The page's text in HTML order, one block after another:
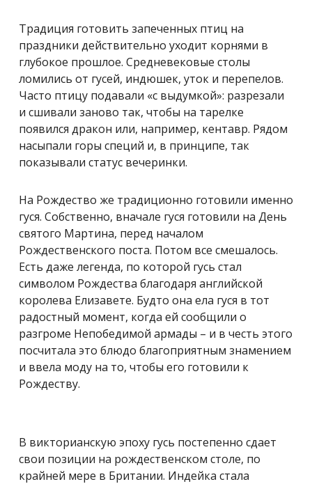
Традиция готовить запеченных птиц на
праздники действительно уходит корнями в
глубокое прошлое. Средневековые столы
ломились от гусей, индюшек, уток и перепелов.
Часто птицу подавали «с выдумкой»: разрезали
и сшивали заново так, чтобы на тарелке
появился дракон или, например, кентавр. Рядом
насыпали горы специй и, в принципе, так
показывали статус вечеринки.
На Рождество же традиционно готовили именно
гуся. Собственно, вначале гуся готовили на День
святого Мартина, перед началом
Рождественского поста. Потом все смешалось.
Есть даже легенда, по которой гусь стал
символом Рождества благодаря английской
королева Елизавете. Будто она ела гуся в тот
радостный момент, когда ей сообщили о
разгроме Непобедимой армады – и в честь этого
посчитала это блюдо благоприятным знамением
и ввела моду на то, чтобы его готовили к
Рождеству.
В викторианскую эпоху гусь постепенно сдает
свои позиции на рождественском столе, по
крайней мере в Британии. Индейка стала